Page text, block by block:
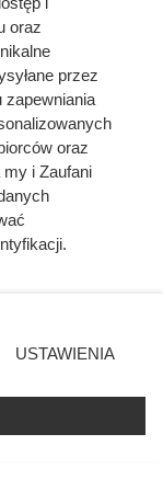
oraz
przez
zapewniania
oraz
my i Zaufani
prywatności
zgody
takiemu
tylko
USTAWIENIA